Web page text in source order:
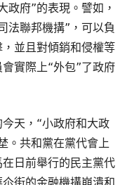
政府”的表現。譬如，
法聯邦機搆”，可以負
並且對傾銷和侵權等
實際上“外包”了政府
天，“小政府和大政
。共和黨在黨代會上
日前舉行的民主黨代